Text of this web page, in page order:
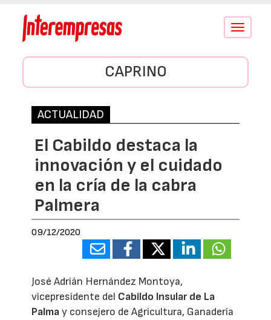
Conmutar
CAPRINO
ACTUALIDAD
El Cabildo destaca la
innovación y el cuidado
en la cría de la cabra
Palmera
09/12/2020
José Adrián Hernández Montoya,
vicepresidente del Cabildo Insular de La
Palmay consejero de Agricultura, Ganadería